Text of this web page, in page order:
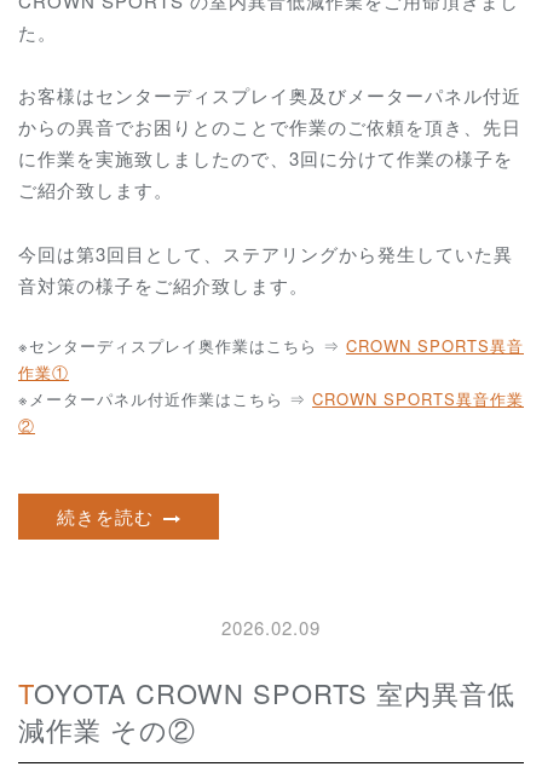
た。
お客様はセンターディスプレイ奥及びメーターパネル付近
からの異音でお困りとのことで作業のご依頼を頂き、先日
に作業を実施致しましたので、3回に分けて作業の様子を
ご紹介致します。
今回は第3回目として、ステアリングから発生していた異
音対策の様子をご紹介致します。
※センターディスプレイ奥作業はこちら ⇒ CROWN SPORTS異音
作業①
※ メーターパネル付近作業はこちら ⇒ CROWN SPORTS異音作業
②
続きを読む
2026.02.09
TOYOTA CROWN SPORTS 室内異音低
減作業 その②